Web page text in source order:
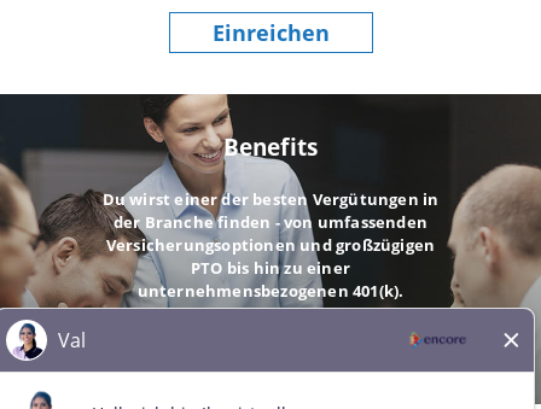
Einreichen
Benefits
Du wirst einer der besten Vergütungen in
der Branche finden - von umfassenden
Versicherungsoptionen und großzügigen
PTO bis hin zu einer
unternehmensbezogenen 401(k).